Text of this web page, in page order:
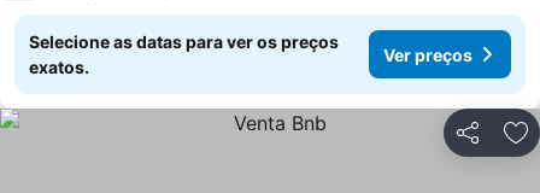
Selecione as datas para ver os preços
exatos.
Ver preços
Partilhar